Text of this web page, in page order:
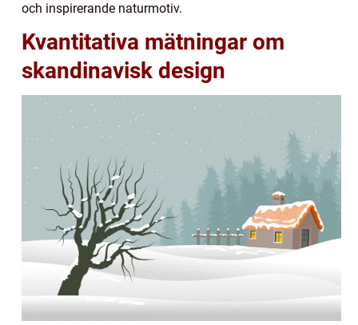
och inspirerande naturmotiv.
Kvantitativa mätningar om
skandinavisk design